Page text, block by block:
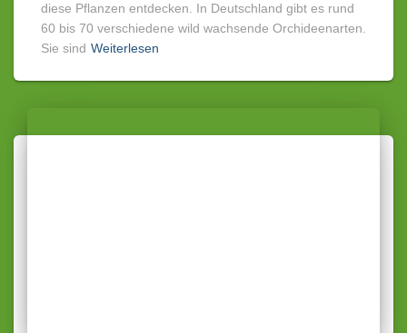
diese Pflanzen entdecken. In Deutschland gibt es rund
60 bis 70 verschiedene wild wachsende Orchideenarten.
Sie sind Weiterlesen